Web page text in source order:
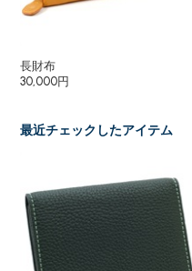
長財布
30,000円
最近チェックしたアイテム